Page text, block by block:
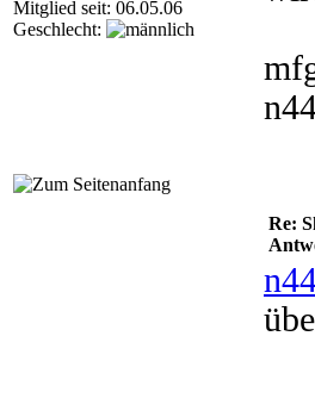
Mitglied seit: 06.05.06
Geschlecht:
Re: